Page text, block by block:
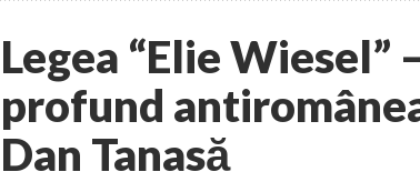
Legea “Elie Wiesel”
profund
Dan Tanasă